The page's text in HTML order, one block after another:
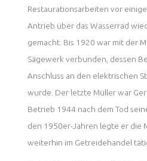
Restaurationsarbeiten vor
Antrieb über das Wasserrad
gemacht. Bis 1920 war mit der
Sägewerk verbunden, dessen
Anschluss an den elektrischen
wurde. Der letzte Müller war
Betrieb 1944 nach dem Tod
den 1950er-Jahren legte er die
weiterhin im Getreidehandel